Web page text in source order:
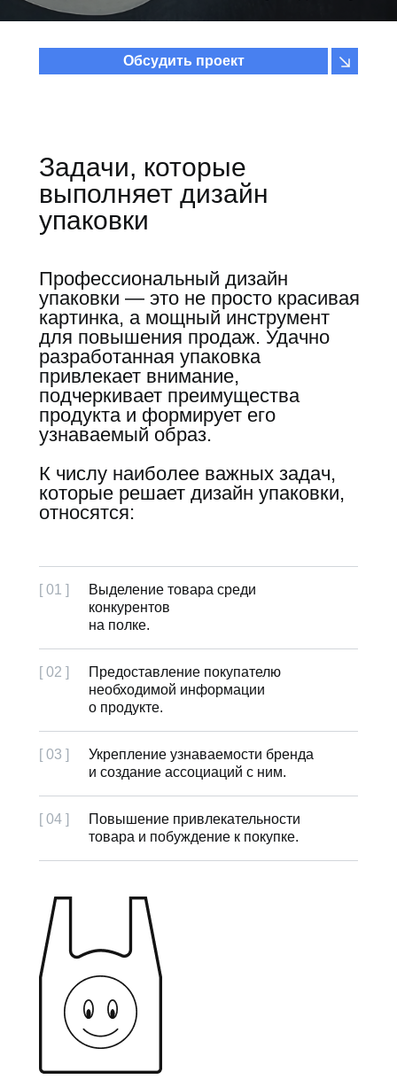
Обсудить проект
Профессиональный дизайн
упаковки — это не просто красивая
картинка, а мощный инструмент
для повышения продаж. Удачно
разработанная упаковка
привлекает внимание,
подчеркивает преимущества
продукта и формирует его
узнаваемый образ.
К числу наиболее важных задач,
которые решает дизайн упаковки,
относятся:
Задачи, которые
выполняет дизайн
упаковки
Выделение товара среди
конкурентов
на полке.
[ 01 ]
Предоставление покупателю
необходимой информации
о продукте.
[ 02 ]
Укрепление узнаваемости бренда
и создание ассоциаций с ним.
[ 03 ]
Повышение привлекательности
товара и побуждение к покупке.
[ 04 ]